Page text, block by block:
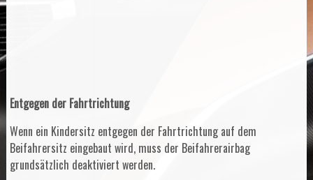
Entgegen der Fahrtrichtung
Wenn ein Kindersitz entgegen der Fahrtrichtung auf dem
Beifahrersitz eingebaut wird, muss der Beifahrerairbag
grundsätzlich deaktiviert werden.